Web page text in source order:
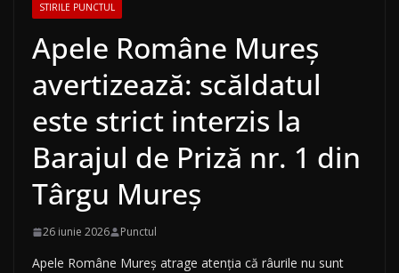
STIRILE PUNCTUL
Apele Române Mureș
avertizează: scăldatul
este strict interzis la
Barajul de Priză nr. 1 din
Târgu Mureș
26 iunie 2026 Punctul
Apele Române Mureș atrage atenția că râurile nu sunt